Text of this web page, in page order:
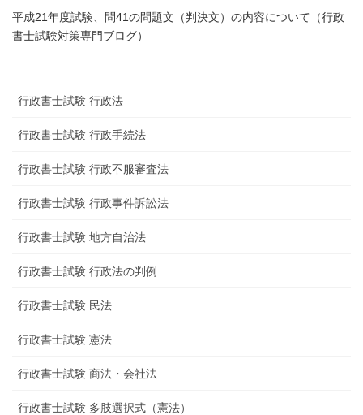
平成21年度試験、問41の問題文（判決文）の内容について（行政
書士試験対策専門ブログ）
行政書士試験 行政法
行政書士試験 行政手続法
行政書士試験 行政不服審査法
行政書士試験 行政事件訴訟法
行政書士試験 地方自治法
行政書士試験 行政法の判例
行政書士試験 民法
行政書士試験 憲法
行政書士試験 商法・会社法
行政書士試験 多肢選択式（憲法）